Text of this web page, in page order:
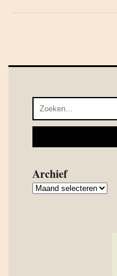
Archief
Archief